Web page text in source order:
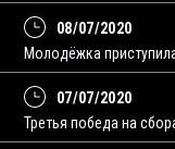
08/07/2020
Молодёжка
07/07/2020
Третья победа на